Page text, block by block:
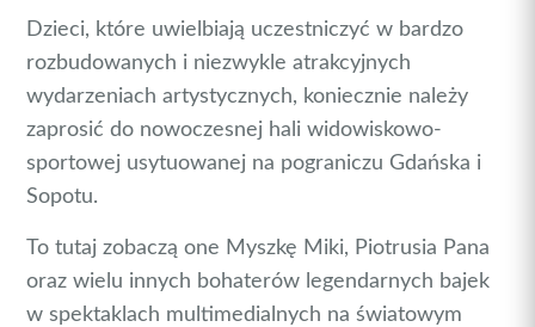
Dzieci, które uwielbiają uczestniczyć w bardzo
rozbudowanych i niezwykle atrakcyjnych
wydarzeniach artystycznych, koniecznie należy
zaprosić do nowoczesnej hali widowiskowo-
sportowej usytuowanej na pograniczu Gdańska i
Sopotu.
To tutaj zobaczą one Myszkę Miki, Piotrusia Pana
oraz wielu innych bohaterów legendarnych bajek
w spektaklach multimedialnych na światowym